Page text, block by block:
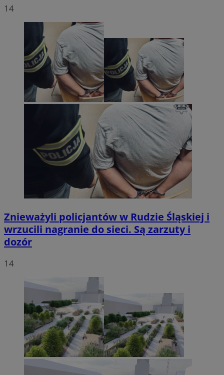
14
Znieważyli policjantów w Rudzie Śląskiej i
wrzucili nagranie do sieci. Są zarzuty i
dozór
14